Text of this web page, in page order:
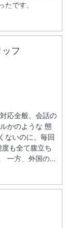
です。
フ
応全般、会話の
かのような 態
ないのに、毎回
も全て腹立ち
一方、外国のハ
思う。